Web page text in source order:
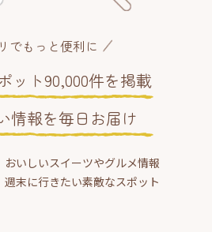
でもっと便利に
ット90,000件を掲載
情報を毎日お届け
いしいスイーツやグルメ情報
末に行きたい素敵なスポット